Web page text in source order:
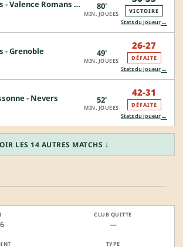
Nevers - Valence Romans Drome Rugby 80'
MIN. JOUEES
VICTOIRE
Stats du joueur→
- Grenoble 49'
MIN. JOUEES
26-27
DÉFAITE
Stats du joueur→
- Nevers 52'
MIN. JOUEES
42-31
DÉFAITE
Stats du joueur→
LES 14 AUTRES MATCHS ↓
—